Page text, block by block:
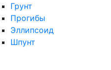
Грунт
Прогибы
Эллипсоид
Шпунт